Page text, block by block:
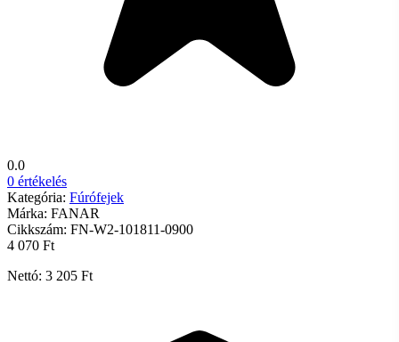
0.0
0 értékelés
Kategória: Fúrófejek
Márka: FANAR
Cikkszám: FN-W2-101811-0900
4 070 Ft
Nettó: 3 205 Ft